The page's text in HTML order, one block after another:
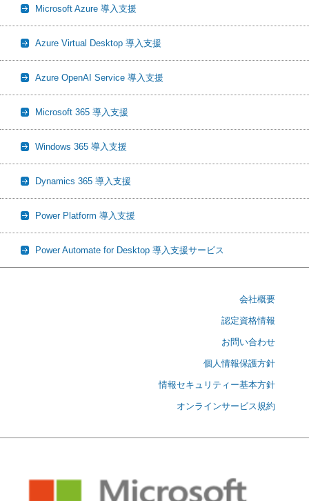
Microsoft Azure 導入支援
Azure Virtual Desktop 導入支援
Azure OpenAI Service 導入支援
Microsoft 365 導入支援
Windows 365 導入支援
Dynamics 365 導入支援
Power Platform 導入支援
Power Automate for Desktop 導入支援サービス
会社概要
認定資格情報
お問い合わせ
個人情報保護方針
情報セキュリティー基本方針
オンラインサービス規約